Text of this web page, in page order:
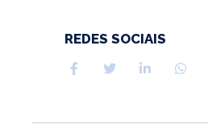
REDES SOCIAIS